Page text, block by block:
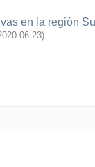
en la región
06-23)